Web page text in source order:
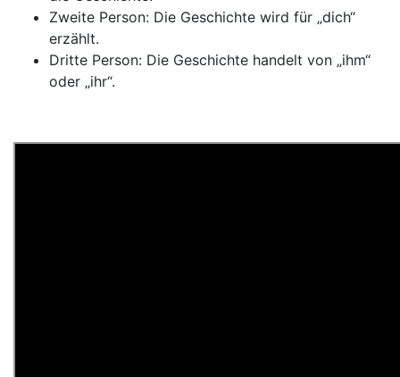
Zweite Person: Die Geschichte wird für „dich“
erzählt.
Dritte Person: Die Geschichte handelt von „ihm“
oder „ihr“.